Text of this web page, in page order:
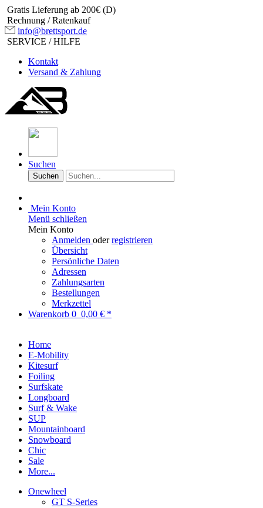
Gratis Lieferung ab 200€ (D)
Rechnung / Ratenkauf
info@brettsport.de
SERVICE / HILFE
Kontakt
Versand & Zahlung
Suchen
Suchen
Mein Konto
Menü schließen
Mein Konto
Anmelden oderregistrieren
Übersicht
Persönliche Daten
Adressen
Zahlungsarten
Bestellungen
Merkzettel
Warenkorb 0 0,00 € *
Home
E-Mobility
Kitesurf
Foiling
Surfskate
Longboard
Surf & Wake
SUP
Mountainboard
Snowboard
Chic
Sale
More...
Onewheel
GT S-Series